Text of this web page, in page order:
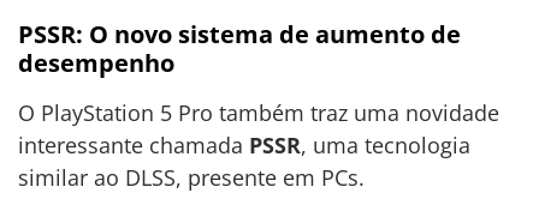
PSSR: O novo sistema de aumento de
desempenho
O PlayStation 5 Pro também traz uma novidade
interessante chamada PSSR, uma tecnologia
similar ao DLSS, presente em PCs.